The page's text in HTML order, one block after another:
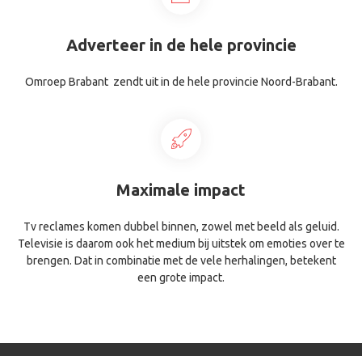
Adverteer in de hele provincie
Omroep Brabant zendt uit in de hele provincie Noord-Brabant.
Maximale impact
Tv reclames komen dubbel binnen, zowel met beeld als geluid.
Televisie is daarom ook het medium bij uitstek om emoties over te
brengen. Dat in combinatie met de vele herhalingen, betekent
een grote impact.